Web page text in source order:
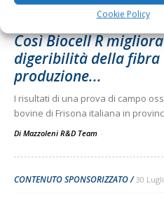
Cookie Policy
Così Biocell R
digeribilità della fibra
produzione...
I risultati di una prova di campo
bovine di Frisona italiana in
Di Mazzoleni R&D Team -
CONTENUTO SPONSORIZZATO 30